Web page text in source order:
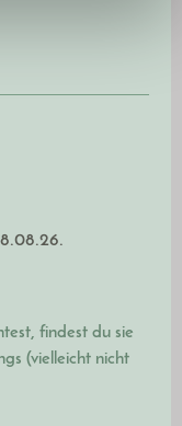
findest du sie
(vielleicht nicht